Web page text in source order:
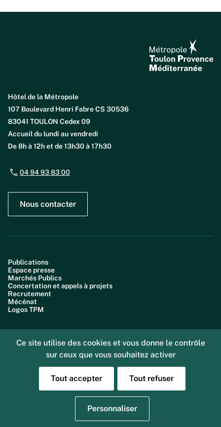
Hôtel de la Métropole
107 Boulevard Henri Fabre CS 30536
83041 TOULON Cedex 09
Accueil du lundi au vendredi
De 8h à 12h et de 13h30 à 17h30
04 94 93 83 00
Nous contacter
Publications
Espace presse
Marchés Publics
Concertation et appels à projets
Recrutement
Mécénat
Logos TPM
Accessibilité : partiellement conforme (99,6%)
Données personnelles
Gestion des cookies
Mentions légales
Sourd ou malentendant, vous pouvez nous joindre
Ce site utilise des cookies et vous donne le contrôle
sur ceux que vous souhaitez activer
Tout accepter Tout refuser
Personnaliser